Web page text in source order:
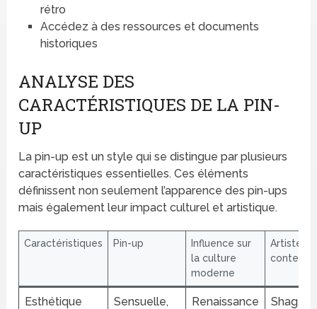
rétro
Accédez à des ressources et documents
historiques
ANALYSE DES
CARACTÉRISTIQUES DE LA PIN-
UP
La pin-up est un style qui se distingue par plusieurs
caractéristiques essentielles. Ces éléments
définissent non seulement l’apparence des pin-ups
mais également leur impact culturel et artistique.
Caractéristiques Pin-up
Influence sur
la culture
moderne
Artistes
Esthétique
Sensuelle,
Renaissance
Shag,